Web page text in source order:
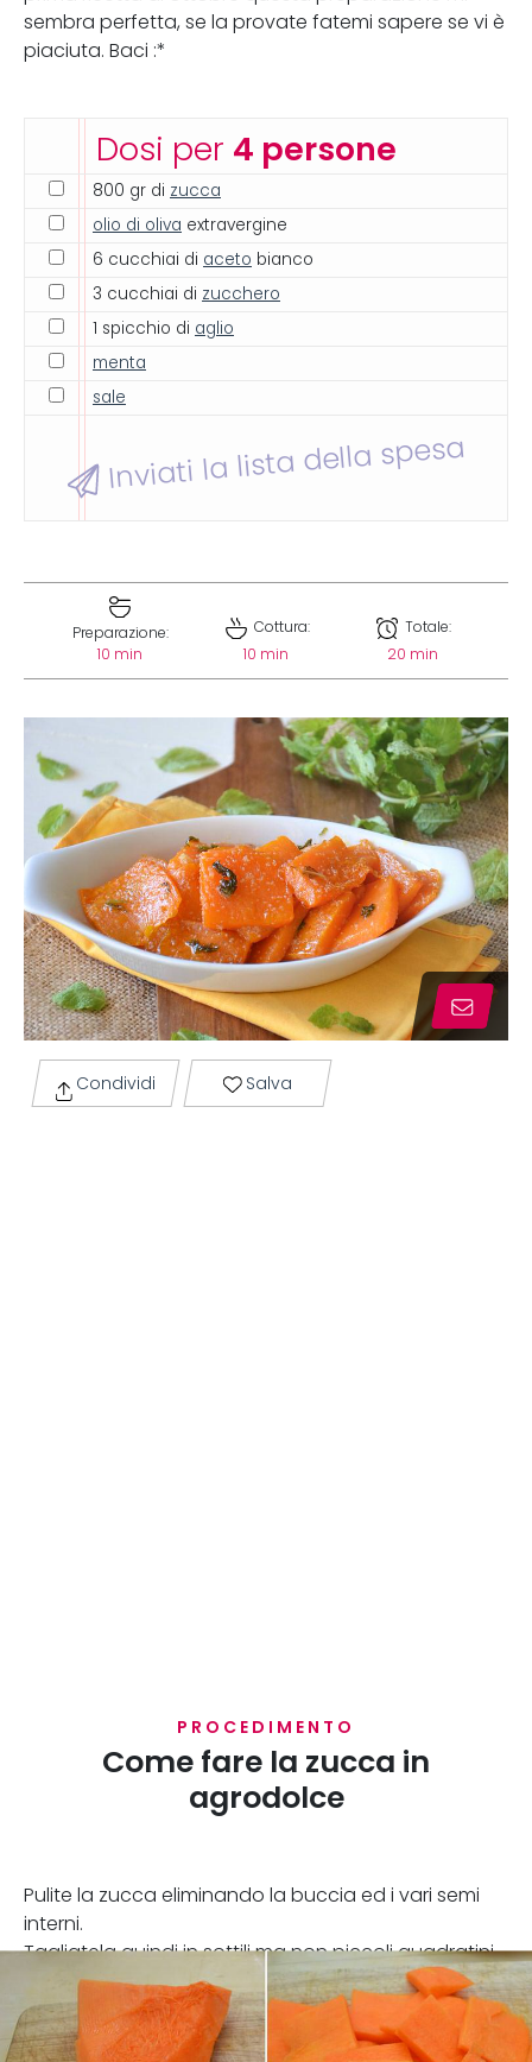
sembra perfetta, se la provate fatemi sapere se vi è
piaciuta. Baci :*
Dosi per 4 persone
800 gr di zucca
olio di oliva extravergine
6 cucchiai di aceto bianco
3 cucchiai di zucchero
1 spicchio di aglio
menta
sale
Inviati la lista della spesa
Preparazione:
10 min
Cottura:
10 min
Totale:
20 min
Condividi Salva
PROCEDIMENTO
Come fare la zucca in
agrodolce
Pulite la zucca eliminando la buccia ed i vari semi
interni.
Tagliatela quindi in sottili ma non piccoli quadratini.